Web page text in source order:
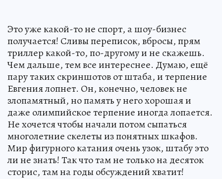
Это уже какой-то не спорт, а шоу-бизнес
получается! Сливы переписок, вбросы, прям
триллер какой-то, по-другому и не скажешь.
Чем дальше, тем все интереснее. Думаю, ещё
пару таких скриншотов от штаба, и терпение
Евгения лопнет. Он, конечно, человек не
злопамятный, но память у него хорошая и
даже олимпийское терпение иногда лопается.
Не хочется чтобы начали потом сыпаться
многолетние скелеты из понятных шкафов.
Мир фигурного катания очень узок, штабу это
ли не знать! Так что там не только на десяток
сторис, там на годы обсуждений хватит!